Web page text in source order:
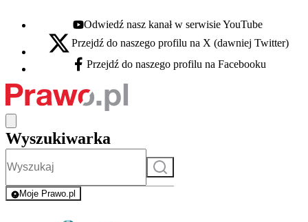
Youtube - otwiera się w nowej karcie
Odwiedź nasz kanał w serwisie YouTube
X - otwiera się w nowej karcie
Przejdź do naszego profilu na X (dawniej Twitter)
Facebook - otwiera się w nowej karcie
Przejdź do naszego profilu na Facebooku
Wyszukiwarka
Szukaj
Moje Prawo.pl
- rejestracja i logowanie do serwisu